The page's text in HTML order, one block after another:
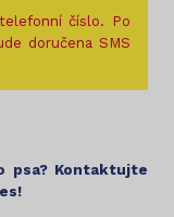
číslo. Po
doručena SMS
psa? Kontaktujte